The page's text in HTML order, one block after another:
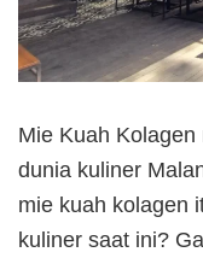
Mie Kuah
dunia kuliner
mie kuah kolagen
kuliner saat ini?